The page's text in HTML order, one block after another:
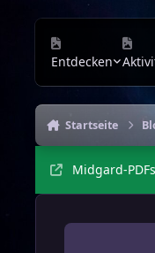
Entdecken
Startseite
Midgard-